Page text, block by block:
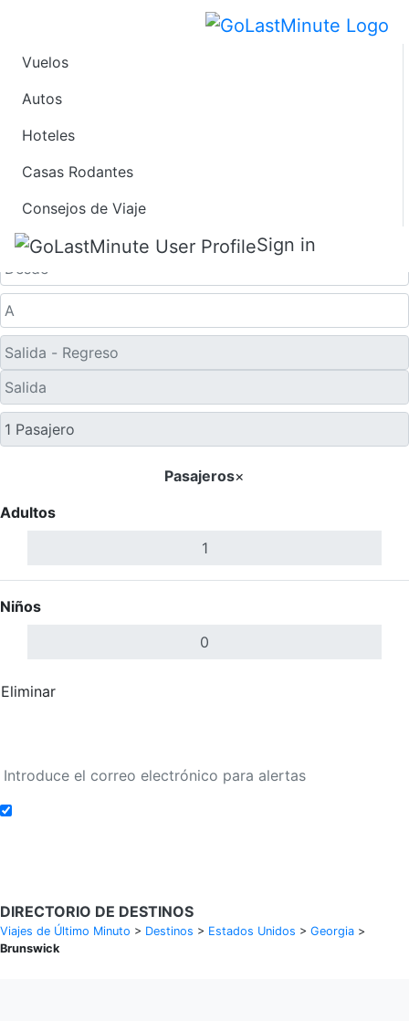
Vuelos
Autos
Hoteles
Casas Rodantes
Consejos de Viaje
Sign in
Ofertas de Viaje de
Último Minuto a
Brunswick
Solo ida
Pasajeros×
Adultos
Niños
Eliminar
DIRECTORIO DE DESTINOS
Viajes de Último Minuto > Destinos > Estados Unidos > Georgia >
Brunswick